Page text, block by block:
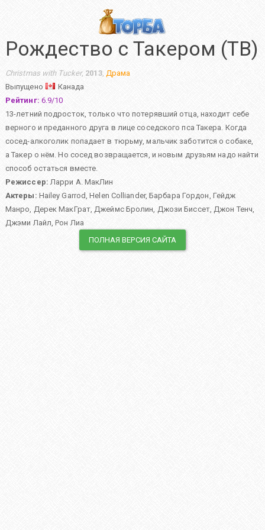
Рождество с Такером (ТВ)
Christmas with Tucker, 2013, Драма
Выпущено
Канада
Рейтинг: 6.9/10
13-летний подросток, только что потерявший отца, находит себе
верного и преданного друга в лице соседского пса Такера. Когда
сосед-алкоголик попадает в тюрьму, мальчик заботится о собаке,
а Такер о нём. Но сосед возвращается, и новым друзьям надо найти
способ остаться вместе.
Режиссер: Ларри А. МакЛин
Актеры: Hailey Garrod,Helen Colliander,Барбара Гордон, Гейдж
Манро, Дерек МакГрат,Джеймс Бролин, Джози Биссет,Джон Тенч,
Джэми Лайл,Рон Лиа
ПОЛНАЯ ВЕРСИЯ САЙТА